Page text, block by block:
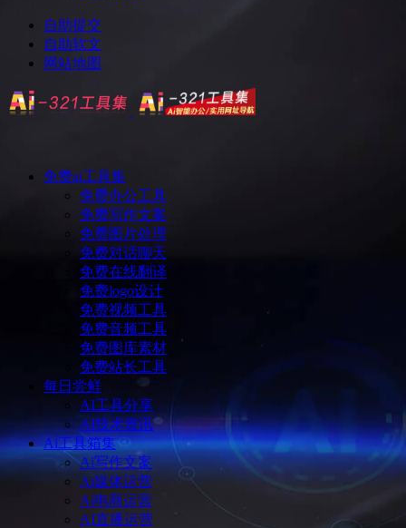
自助提交
自助软文
网站地图
免费ai工具集
免费办公工具
免费写作文案
免费图片处理
免费对话聊天
免费在线翻译
免费logo设计
免费视频工具
免费音频工具
免费图库素材
免费站长工具
每日尝鲜
AI工具分享
AI技术资讯
Ai工具箱集
Ai写作文案
Ai媒体运营
Ai电商运营
AI直播运营